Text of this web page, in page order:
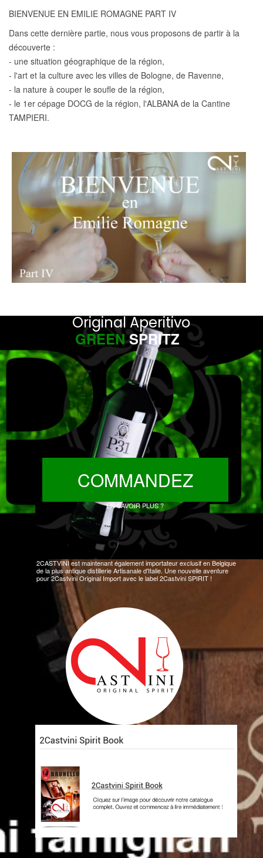
BIENVENUE EN EMILIE ROMAGNE PART IV
Dans cette dernière partie, nous vous proposons de partir à la
découverte :
- une situation géographique de la région,
- l'art et la culture avec les villes de Bologne, de Ravenne,
- la nature à couper le soufle de la région,
- le 1er cépage DOCG de la région, l'ALBANA de la Cantine
TAMPIERI.
Original Aperitivo
GREENSPRITZ
COMMANDEZ
EN SAVOIR PLUS ?
2CASTVINI est maintenant également importateur exclusif en Belgique
de la plus antique distillerie Artisanale d'Italie. Une nouvelle aventure
pour 2Castvini Original Import avec le label 2Castvini SPIRIT !